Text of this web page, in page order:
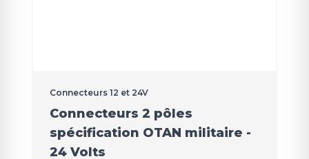
Connecteurs 12 et 24V
Connecteurs 2 pôles
spécification OTAN militaire -
24 Volts